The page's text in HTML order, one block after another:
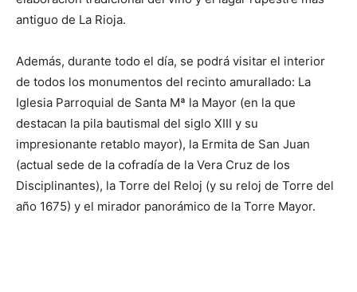
antiguo de La Rioja.
Además, durante todo el día, se podrá visitar el interior
de todos los monumentos del recinto amurallado: La
Iglesia Parroquial de Santa Mª la Mayor (en la que
destacan la pila bautismal del siglo XIII y su
impresionante retablo mayor), la Ermita de San Juan
(actual sede de la cofradía de la Vera Cruz de los
Disciplinantes), la Torre del Reloj (y su reloj de Torre del
año 1675) y el mirador panorámico de la Torre Mayor.